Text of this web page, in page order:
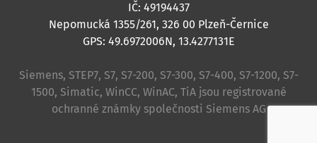
IČ: 49194437
Nepomucká 1355/261, 326 00 Plzeň-Černice
GPS: 49.6972006N, 13.4277131E
Siemens, STEP7, S7, S7-200, S7-300, S7-400, S7-1200, S7-
1500, Simatic, WinCC, WinAC, TiA jsou registrované
ochranné známky společnosti Siemens AG